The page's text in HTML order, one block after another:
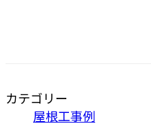
カテゴリー
屋根工事例